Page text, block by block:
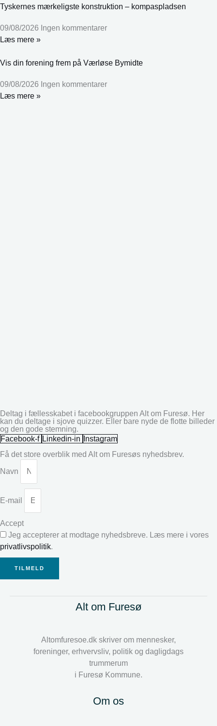
Tyskernes mærkeligste konstruktion – kompaspladsen
09/08/2026 Ingen kommentarer
Læs mere »
Vis din forening frem på Værløse Bymidte
09/08/2026 Ingen kommentarer
Læs mere »
Deltag i fællesskabet i facebookgruppen Alt om Furesø. Her
kan du deltage i sjove quizzer. Eller bare nyde de flotte billeder
og den gode stemning.
Facebook-f Linkedin-in
Instagram
Få det store overblik med Alt om Furesøs nyhedsbrev.
Navn
E-mail
Accept
Jeg accepterer at modtage nyhedsbreve. Læs mere i vores
privatlivspolitik.
TILMELD
Alt om Furesø
Altomfuresoe.dk skriver om mennesker,
foreninger, erhvervsliv, politik og dagligdags
trummerum
i Furesø Kommune.
Om os